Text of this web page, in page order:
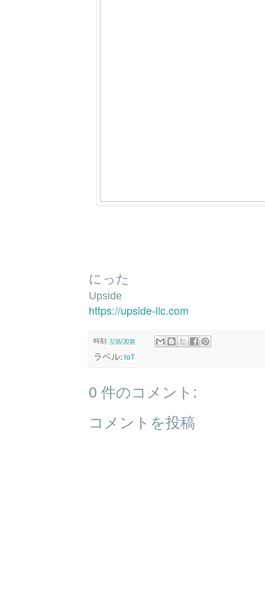
にった
Upside
https://upside-llc.com
時刻: 7/18/2018
ラベル: IoT
0 件のコメント:
コメントを投稿